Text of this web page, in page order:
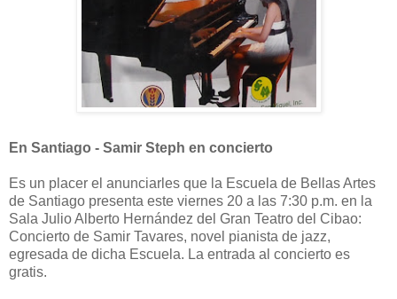
En Santiago - Samir Steph en concierto
Es un placer el anunciarles que la Escuela de Bellas Artes
de Santiago presenta este viernes 20 a las 7:30 p.m. en la
Sala Julio Alberto Hernández del Gran Teatro del Cibao:
Concierto de Samir Tavares, novel pianista de jazz,
egresada de dicha Escuela. La entrada al concierto es
gratis.